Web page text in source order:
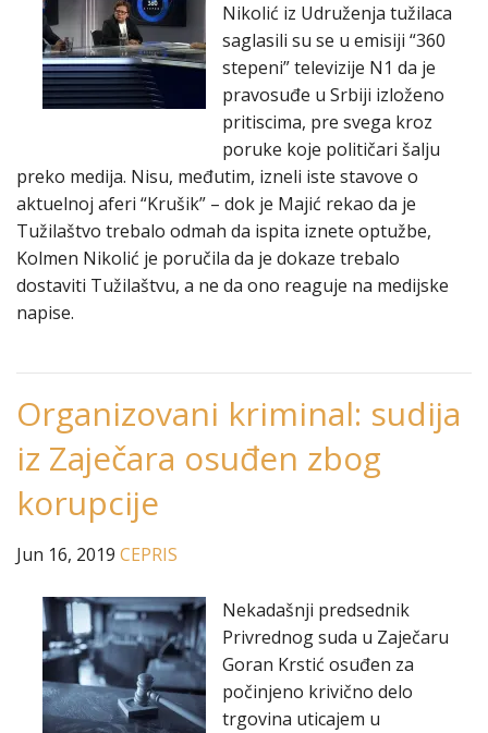
Nikolić iz Udruženja tužilaca
saglasili su se u emisiji “360
stepeni” televizije N1 da je
pravosuđe u Srbiji izloženo
pritiscima, pre svega kroz
poruke koje političari šalju
preko medija. Nisu, međutim, izneli iste stavove o
aktuelnoj aferi “Krušik” – dok je Majić rekao da je
Tužilaštvo trebalo odmah da ispita iznete optužbe,
Kolmen Nikolić je poručila da je dokaze trebalo
dostaviti Tužilaštvu, a ne da ono reaguje na medijske
napise.
Organizovani kriminal: sudija
iz Zaječara osuđen zbog
korupcije
Jun 16, 2019 CEPRIS
Nekadašnji predsednik
Privrednog suda u Zaječaru
Goran Krstić osuđen za
počinjeno krivično delo
trgovina uticajem u